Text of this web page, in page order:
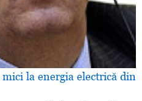
la energia electrică din